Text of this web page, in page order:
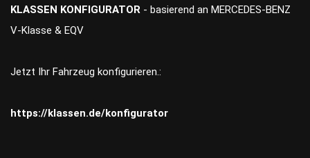
KLASSEN KONFIGURATOR - basierend an MERCEDES-BENZ
V-Klasse & EQV
Jetzt Ihr Fahrzeug konfigurieren.:
https://klassen.de/konfigurator